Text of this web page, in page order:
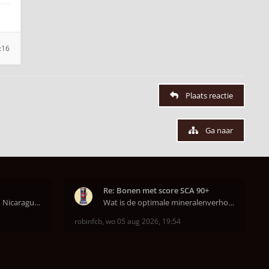
Plaats reactie
Ga naar
Ik heb nu een Burundi en Nicaragua van het hoofdkw
Re: Bonen met score SCA 90+
Wat is de optimale mineralenverhouding volgens j
robinfcb, wo 05 aug 2026, 19:54